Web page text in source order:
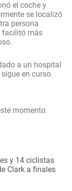
el coche y
se localizó
persona
facilitó más
a un hospital
en curso.
momento.
y 14 ciclistas
Clark a finales